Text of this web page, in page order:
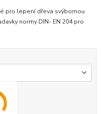
pro lepení dřeva svýbornou
normy DIN- EN 204 pro